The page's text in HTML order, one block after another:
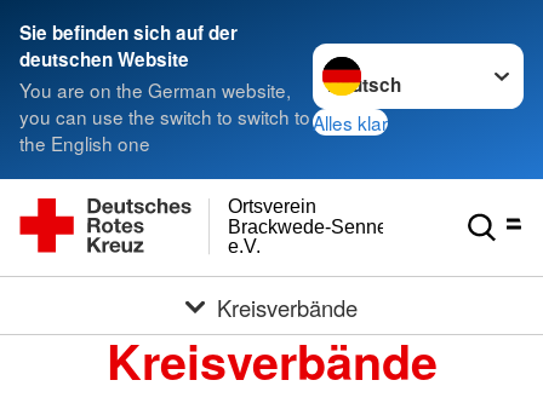
Sie befinden sich auf der
deutschen Website
You are on the German website,
you can use the switch to switch to
the English one
Sprache wechseln zu
Alles klar
e.V.
Brackwede-Senneraum
Ortsverein
Kreisverbände
Kreisverbände